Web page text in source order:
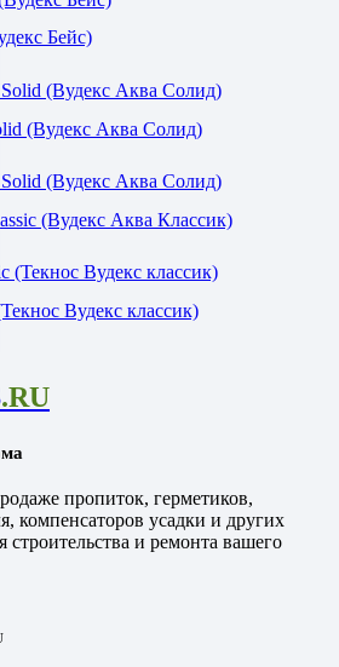
Бейс)
(Вудекс Аква Солид)
(Вудекс Аква Классик)
Вудекс классик)
.RU
пропиток, герметиков,
компенсаторов усадки и других
и ремонта вашего